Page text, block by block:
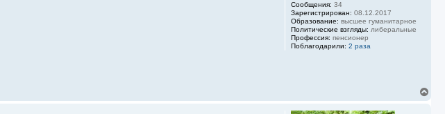
Сообщения: 34
Зарегистрирован: 08.12.2017
Образование: высшее гуманитарное
Политические взгляды: либеральные
Профессия: пенсионер
Поблагодарили: 2 раза